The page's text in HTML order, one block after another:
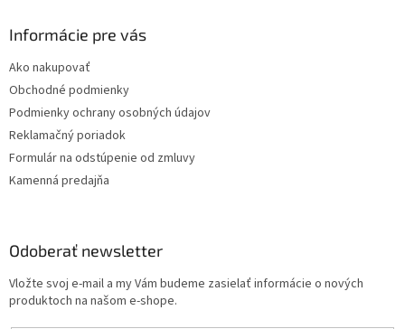
Informácie pre vás
Ako nakupovať
Obchodné podmienky
Podmienky ochrany osobných údajov
Reklamačný poriadok
Formulár na odstúpenie od zmluvy
Kamenná predajňa
Odoberať newsletter
Vložte svoj e-mail a my Vám budeme zasielať informácie o nových
produktoch na našom e-shope.